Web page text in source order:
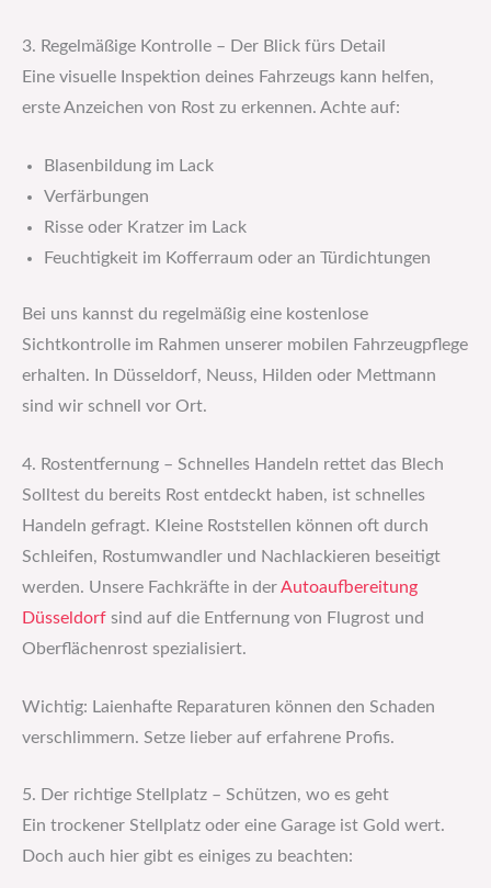
3. Regelmäßige Kontrolle – Der Blick fürs Detail
Eine visuelle Inspektion deines Fahrzeugs kann helfen,
erste Anzeichen von Rost zu erkennen. Achte auf:
Blasenbildung im Lack
Verfärbungen
Risse oder Kratzer im Lack
Feuchtigkeit im Kofferraum oder an Türdichtungen
Bei uns kannst du regelmäßig eine kostenlose
Sichtkontrolle im Rahmen unserer mobilen Fahrzeugpflege
erhalten. In Düsseldorf, Neuss, Hilden oder Mettmann
sind wir schnell vor Ort.
4. Rostentfernung – Schnelles Handeln rettet das Blech
Solltest du bereits Rost entdeckt haben, ist schnelles
Handeln gefragt. Kleine Roststellen können oft durch
Schleifen, Rostumwandler und Nachlackieren beseitigt
werden. Unsere Fachkräfte in der Autoaufbereitung
Düsseldorf sind auf die Entfernung von Flugrost und
Oberflächenrost spezialisiert.
Wichtig: Laienhafte Reparaturen können den Schaden
verschlimmern. Setze lieber auf erfahrene Profis.
5. Der richtige Stellplatz – Schützen, wo es geht
Ein trockener Stellplatz oder eine Garage ist Gold wert.
Doch auch hier gibt es einiges zu beachten: